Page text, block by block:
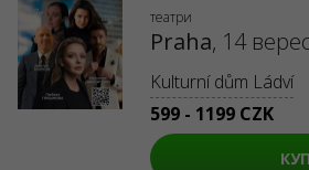
театри
Praha, 14
Kulturní dům Ládví
599 - 1199 CZK